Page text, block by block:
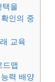
택을
인의 중
교육
드맵
력 배양